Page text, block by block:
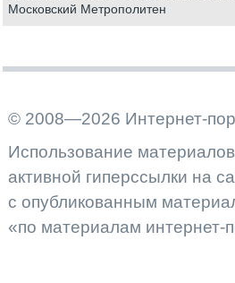
Московский Метрополитен
© 2008—2026 Интернет-
Использование
активной гиперссылки на
с опубликованным
«по материалам интернет-